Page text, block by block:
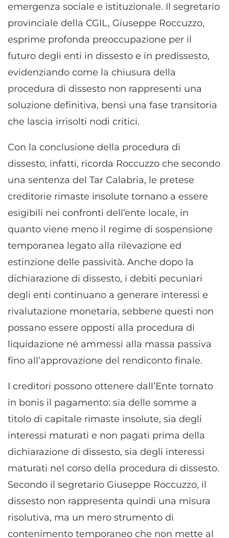
emergenza sociale e istituzionale. Il segretario
provinciale della CGIL, Giuseppe Roccuzzo,
esprime profonda preoccupazione per il
futuro degli enti in dissesto e in predissesto,
evidenziando come la chiusura della
procedura di dissesto non rappresenti una
soluzione definitiva, bensì una fase transitoria
che lascia irrisolti nodi critici.
Con la conclusione della procedura di
dissesto, infatti, ricorda Roccuzzo che secondo
una sentenza del Tar Calabria, le pretese
creditorie rimaste insolute tornano a essere
esigibili nei confronti dell’ente locale, in
quanto viene meno il regime di sospensione
temporanea legato alla rilevazione ed
estinzione delle passività. Anche dopo la
dichiarazione di dissesto, i debiti pecuniari
degli enti continuano a generare interessi e
rivalutazione monetaria, sebbene questi non
possano essere opposti alla procedura di
liquidazione né ammessi alla massa passiva
fino all’approvazione del rendiconto finale.
I creditori possono ottenere dall’Ente tornato
in bonis il pagamento: sia delle somme a
titolo di capitale rimaste insolute, sia degli
interessi maturati e non pagati prima della
dichiarazione di dissesto, sia degli interessi
maturati nel corso della procedura di dissesto.
Secondo il segretario Giuseppe Roccuzzo, il
dissesto non rappresenta quindi una misura
risolutiva, ma un mero strumento di
contenimento temporaneo che non mette al